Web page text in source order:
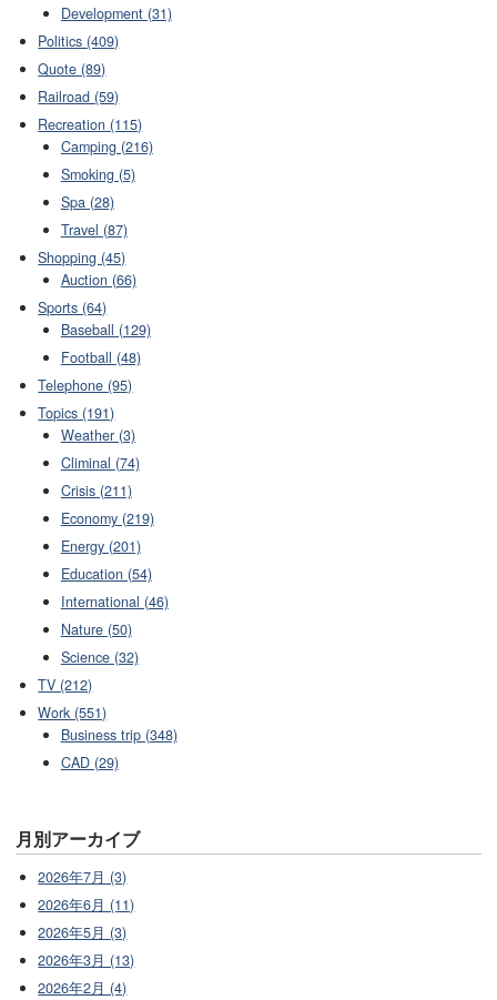
Development (31)
Politics (409)
Quote (89)
Railroad (59)
Recreation (115)
Camping (216)
Smoking (5)
Spa (28)
Travel (87)
Shopping (45)
Auction (66)
Sports (64)
Baseball (129)
Football (48)
Telephone (95)
Topics (191)
Weather (3)
Climinal (74)
Crisis (211)
Economy (219)
Energy (201)
Education (54)
International (46)
Nature (50)
Science (32)
TV (212)
Work (551)
Business trip (348)
CAD (29)
月別アーカイブ
2026年7月 (3)
2026年6月 (11)
2026年5月 (3)
2026年3月 (13)
2026年2月 (4)